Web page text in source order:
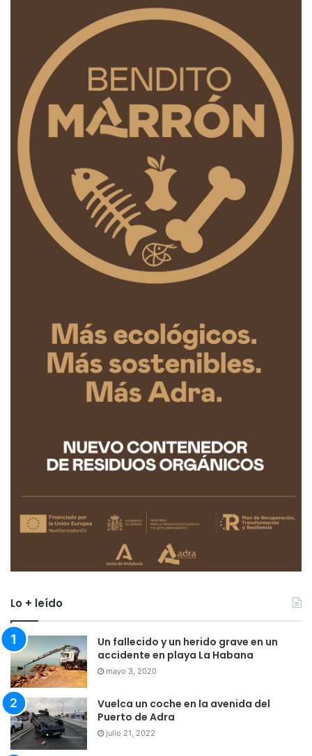
Lo + leído
Un fallecido y un herido grave en un
accidente en playa La Habana
mayo 3, 2020
Vuelca un coche en la avenida del
Puerto de Adra
julio 21, 2022